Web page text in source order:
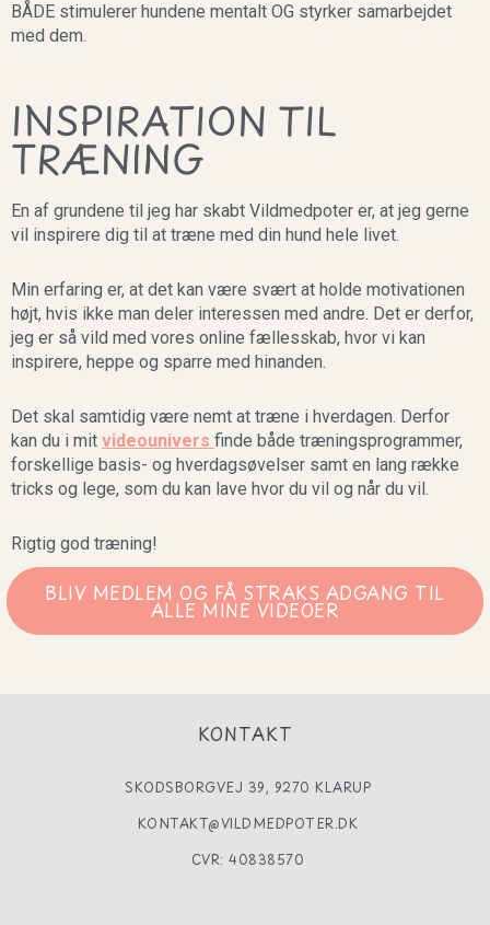
BÅDE stimulerer hundene mentalt OG styrker samarbejdet
med dem.
INSPIRATION TIL
TRÆNING
En af grundene til jeg har skabt Vildmedpoter er, at jeg gerne
vil inspirere dig til at træne med din hund hele livet.
Min erfaring er, at det kan være svært at holde motivationen
højt, hvis ikke man deler interessen med andre. Det er derfor,
jeg er så vild med vores online fællesskab, hvor vi kan
inspirere, heppe og sparre med hinanden.
Det skal samtidig være nemt at træne i hverdagen. Derfor
kan du i mit videounivers finde både træningsprogrammer,
forskellige basis- og hverdagsøvelser samt en lang række
tricks og lege, som du kan lave hvor du vil og når du vil.
Rigtig god træning!
BLIV MEDLEM OG FÅ STRAKS ADGANG TIL
ALLE MINE VIDEOER
KONTAKT
SKODSBORGVEJ 39, 9270 KLARUP
KONTAKT@VILDMEDPOTER.DK
CVR: 40838570